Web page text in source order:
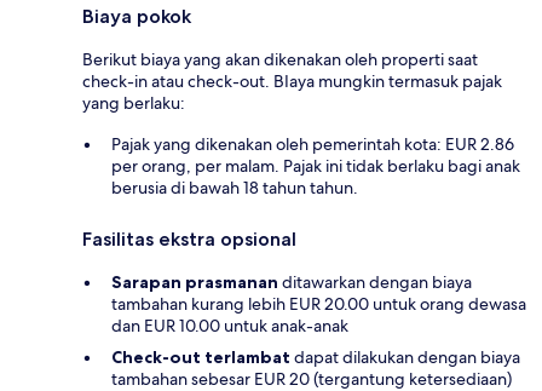
Biaya pokok
Berikut biaya yang akan dikenakan oleh properti saat
check-in atau check-out. BIaya mungkin termasuk pajak
yang berlaku:
Pajak yang dikenakan oleh pemerintah kota: EUR 2.86
per orang, per malam. Pajak ini tidak berlaku bagi anak
berusia di bawah 18 tahun tahun.
Fasilitas ekstra opsional
Sarapan prasmanan ditawarkan dengan biaya
tambahan kurang lebih EUR 20.00 untuk orang dewasa
dan EUR 10.00 untuk anak-anak
Check-out terlambat dapat dilakukan dengan biaya
tambahan sebesar EUR 20 (tergantung ketersediaan)